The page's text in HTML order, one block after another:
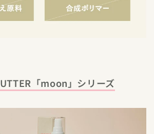
「moon」シリーズ